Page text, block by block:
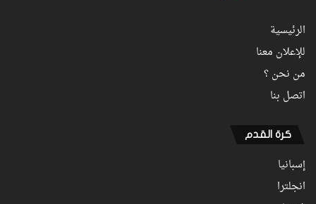
الرئيسية
للإعلان معنا
من نحن ؟
اتصل بنا
كرة القدم
إسبانيا
انجلترا